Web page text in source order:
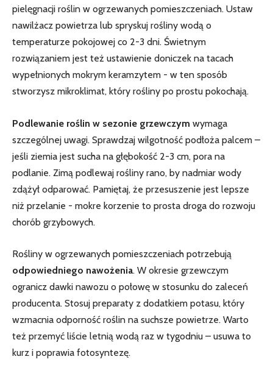
pielęgnacji roślin w ogrzewanych pomieszczeniach. Ustaw
nawilżacz powietrza lub spryskuj rośliny‌ wodą o
temperaturze pokojowej co 2-3 dni. Świetnym
rozwiązaniem jest też ⁣ustawienie doniczek na tacach
wypełnionych mokrym keramzytem -‌ w ten sposób
stworzysz mikroklimat, który rośliny po prostu pokochają.
Podlewanie roślin w sezonie ⁣grzewczym wymaga
szczególnej uwagi. ‌Sprawdzaj wilgotność podłoża palcem –
jeśli ziemia jest‍ sucha na głębokość⁤ 2-3 cm, pora⁢ na
podlanie. Zimą podlewaj rośliny rano, by nadmiar wody
zdążył odparować. ‌Pamiętaj, że ‌przesuszenie jest lepsze​
niż przelanie ‍- mokre korzenie to prosta droga do‍ rozwoju
chorób grzybowych.
Rośliny w ogrzewanych pomieszczeniach potrzebują​
odpowiedniego nawożenia. ​W okresie grzewczym
ogranicz dawki nawozu o połowę w stosunku do ‌zaleceń
producenta. Stosuj preparaty z ⁣dodatkiem potasu, który
wzmacnia odporność roślin na suchsze‍ powietrze. Warto
też przemyć liście​ letnią‌ wodą raz w tygodniu⁣ – usuwa to
kurz⁣ i poprawia fotosyntezę.